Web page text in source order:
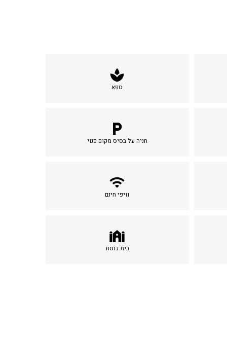
spa
ספא
local_parking
חניה על בסיס מקום פנוי
wifi
וויפי חינם
synagogue
בית כנסת